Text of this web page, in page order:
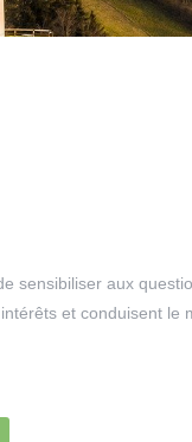
sensibiliser aux
et conduisent le